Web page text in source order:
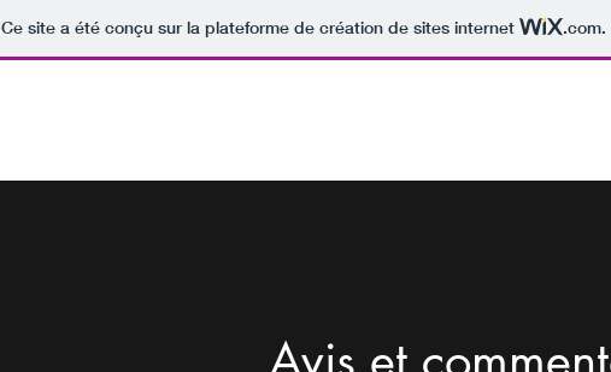
Ce site a été conçu sur la plateforme de création de sites internet .com.